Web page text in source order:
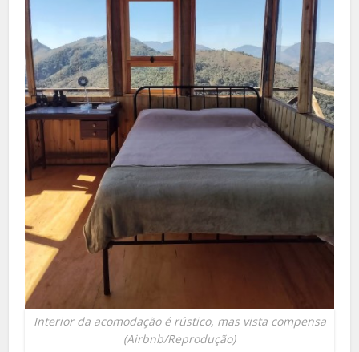
Interior da acomodação é rústico, mas vista compensa
(Airbnb/Reprodução)